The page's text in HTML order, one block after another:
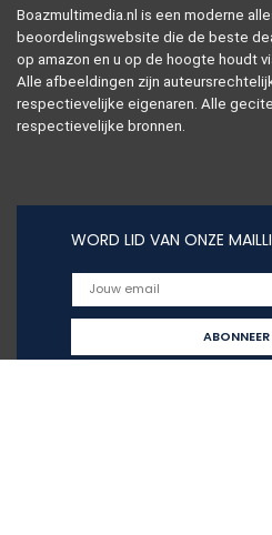
Boazmultimedia.nl is een moderne
beoordelingswebsite die de beste
op amazon en u op de hoogte houdt
Alle afbeeldingen zijn
respectievelijke eigenaren. Alle
respectievelijke bronnen.
WORD LID VAN ONZE